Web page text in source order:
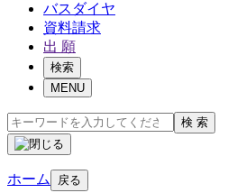
バスダイヤ
資料請求
出 願
検索
MENU
検 索
ホーム 戻る